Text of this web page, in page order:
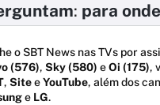
: para
o SBT News nas TVs por
(576), Sky (580) eOi (175),
, SiteeYouTube, além dos
e LG.